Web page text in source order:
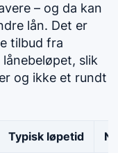
– og da kan
lån. Det er
tilbud fra
slik
og ikke et rundt
Typisk løpetid